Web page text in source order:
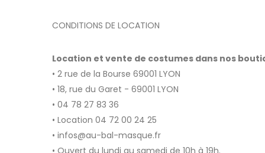
CONDITIONS DE LOCATION
Location et vente de costumes dans nos
• 2 rue de la Bourse 69001 LYON
• 18, rue du Garet - 69001 LYON
• 04 78 27 83 36
• Location 04 72 00 24 25
• infos@au-bal-masque.fr